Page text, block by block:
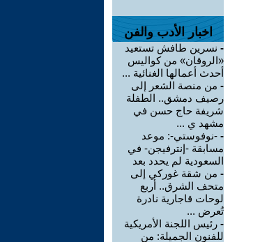
اخبار الأدب والفن
- نسرين طافش تستعيد
«الروقان» من كواليس
أحدث أعمالها الغنائية ...
- من منصة الشعر إلى
رصيف دمشق.. الطفلة
شريفة حاج حسن في
مشهد ي ...
- -نوفوستي-: موعد
مسابقة -إنترفيجن- في
السعودية لم يحدد بعد
- من شقة غوركي إلى
متحف الشرق.. أربع
لوحات قاجارية نادرة
تُعرض ...
- رئيس اللجنة الأمريكية
للفنون الجميلة: من